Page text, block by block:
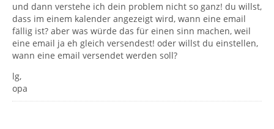
und dann verstehe ich dein problem nicht so ganz! du willst,
dass im einem kalender angezeigt wird, wann eine email
fällig ist? aber was würde das für einen sinn machen, weil
eine email ja eh gleich versendest! oder willst du einstellen,
wann eine email versendet werden soll?
lg,
opa